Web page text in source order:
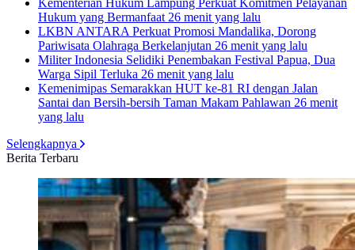
Kementerian Hukum Lampung Perkuat Komitmen Pelayanan
Hukum yang Bermanfaat26 menit yang lalu
LKBN ANTARA Perkuat Promosi Mandalika, Dorong
Pariwisata Olahraga Berkelanjutan 26 menit yang lalu
Militer Indonesia Selidiki Penembakan Festival Papua, Dua
Warga Sipil Terluka 26 menit yang lalu
Kemenimipas Semarakkan HUT ke-81 RI dengan Jalan
Santai dan Bersih-bersih Taman Makam Pahlawan 26 menit
yang lalu
Selengkapnya
Berita Terbaru